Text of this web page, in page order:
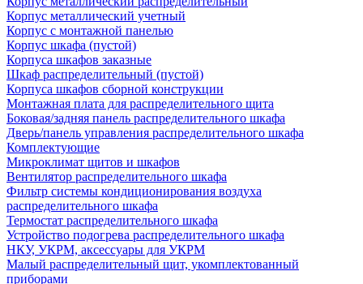
Корпус металлический учетный
Корпус с монтажной панелью
Корпус шкафа (пустой)
Корпуса шкафов заказные
Шкаф распределительный (пустой)
Корпуса шкафов сборной конструкции
Монтажная плата для распределительного щита
Боковая/задняя панель распределительного шкафа
Дверь/панель управления распределительного шкафа
Комплектующие
Микроклимат щитов и шкафов
Вентилятор распределительного шкафа
Фильтр системы кондиционирования воздуха
распределительного шкафа
Термостат распределительного шкафа
Устройство подогрева распределительного шкафа
НКУ, УКРМ, аксессуары для УКРМ
Малый распределительный щит, укомплектованный
приборами